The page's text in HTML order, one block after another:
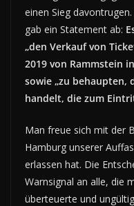
einen Sieg
gab ein Statement ab:
„den Verkauf von
2019 von Rammstein
sowie „zu behaupten,
handelt, die zum
Man freue sich mit der
Hamburg unserer
erlassen hat. Die
Warnsignal an alle, die
überteuerte und